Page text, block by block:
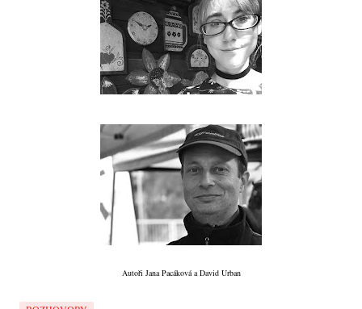
Autoři Jana Pacáková a David Urban